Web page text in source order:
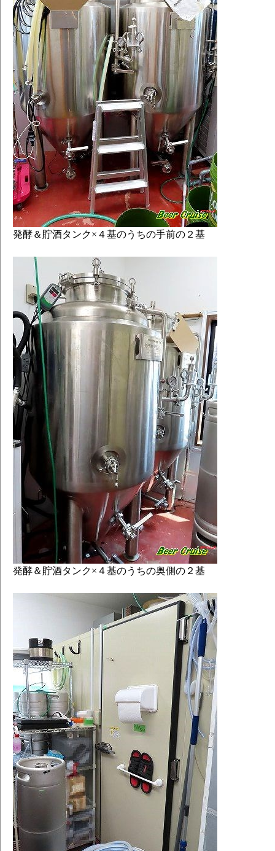
発酵＆貯酒タンク×４基のうちの手前の２基
発酵＆貯酒タンク×４基のうちの奥側の２基